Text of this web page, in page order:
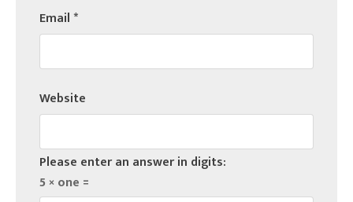
Email*
Website
Please enter an answer in digits:
5 × one =